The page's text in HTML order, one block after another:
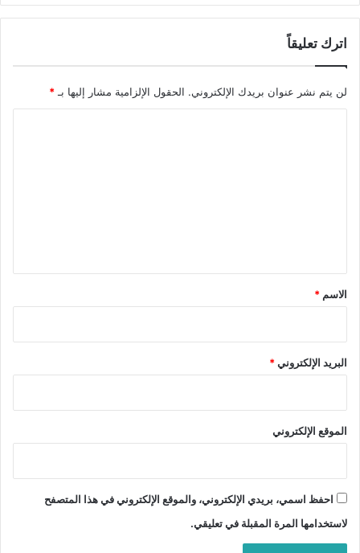
اترك تعليقاً
لن يتم نشر عنوان بريدك الإلكتروني. الحقول الإلزامية مشار إليها بـ *
*
الاسم *
البريد الإلكتروني*
الموقع الإلكتروني
احفظ اسمي، بريدي الإلكتروني، والموقع الإلكتروني في هذا المتصفح
لاستخدامها المرة المقبلة في تعليقي.